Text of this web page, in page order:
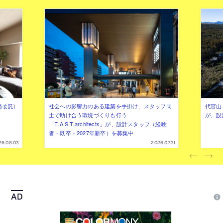
委託)
社会への影響力のある建築を手掛け、スタッフ同
士で助け合う環境づくりも行う
「E.A.S.T.architects」が、設計スタッフ（経験
者・既卒・2027年新卒）を募集中
2026.07.31
代官
が、